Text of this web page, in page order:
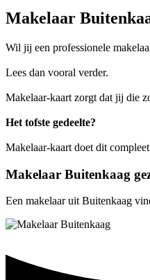
Makelaar
Wil jij een professionele
Lees dan vooral verder.
Makelaar-kaart zorgt dat jij die
Het tofste gedeelte?
Makelaar-kaart doet dit
Makelaar Buitenkaag
Een makelaar uit Buitenkaag